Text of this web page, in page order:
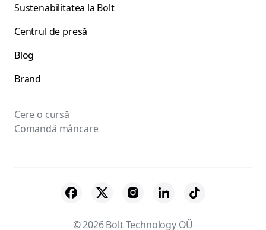
Sustenabilitatea la Bolt
Centrul de presă
Blog
Brand
Cere o cursă
Comandă mâncare
© 2026 Bolt Technology OÜ